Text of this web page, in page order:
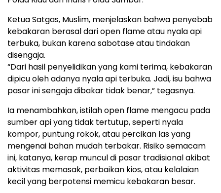
Ketua Satgas, Muslim, menjelaskan bahwa penyebab
kebakaran berasal dari open flame atau nyala api
terbuka, bukan karena sabotase atau tindakan
disengaja.
“Dari hasil penyelidikan yang kami terima, kebakaran
dipicu oleh adanya nyala api terbuka. Jadi, isu bahwa
pasar ini sengaja dibakar tidak benar,” tegasnya.
Ia menambahkan, istilah open flame mengacu pada
sumber api yang tidak tertutup, seperti nyala
kompor, puntung rokok, atau percikan las yang
mengenai bahan mudah terbakar. Risiko semacam
ini, katanya, kerap muncul di pasar tradisional akibat
aktivitas memasak, perbaikan kios, atau kelalaian
kecil yang berpotensi memicu kebakaran besar.